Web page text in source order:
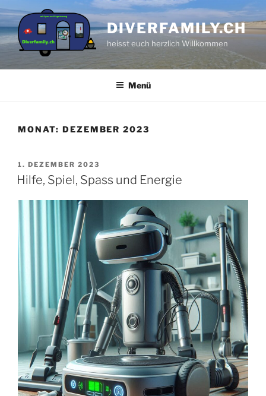
Zum
Inhalt
springen
DIVERFAMILY.CH
heisst euch herzlich Willkommen
Menü
MONAT: DEZEMBER 2023
VERÖFFENTLICHT
AM
1. DEZEMBER 2023
Hilfe, Spiel, Spass und Energie